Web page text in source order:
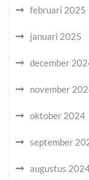
februari 2025
januari 2025
december
november
oktober 2024
september
augustus